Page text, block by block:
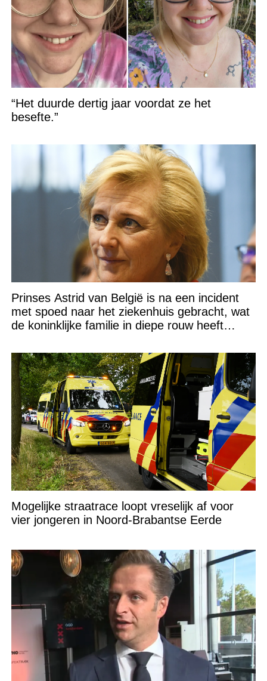
“Het duurde dertig jaar voordat ze het
besefte.”
Prinses Astrid van België is na een incident
met spoed naar het ziekenhuis gebracht, wat
de koninklijke familie in diepe rouw heeft
Mogelijke straatrace loopt vreselijk af voor
vier jongeren in Noord-Brabantse Eerde